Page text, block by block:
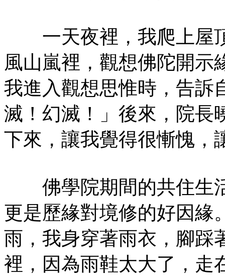
一天夜裡，我爬上屋
風山嵐裡，觀想佛陀開示
我進入觀想思惟時，告訴
滅！幻滅！」後來，院長
下來，讓我覺得很慚愧，
佛學院期間的共住生
更是歷緣對境修的好因緣
雨，我身穿著雨衣，腳踩
裡，因為雨鞋太大了，走